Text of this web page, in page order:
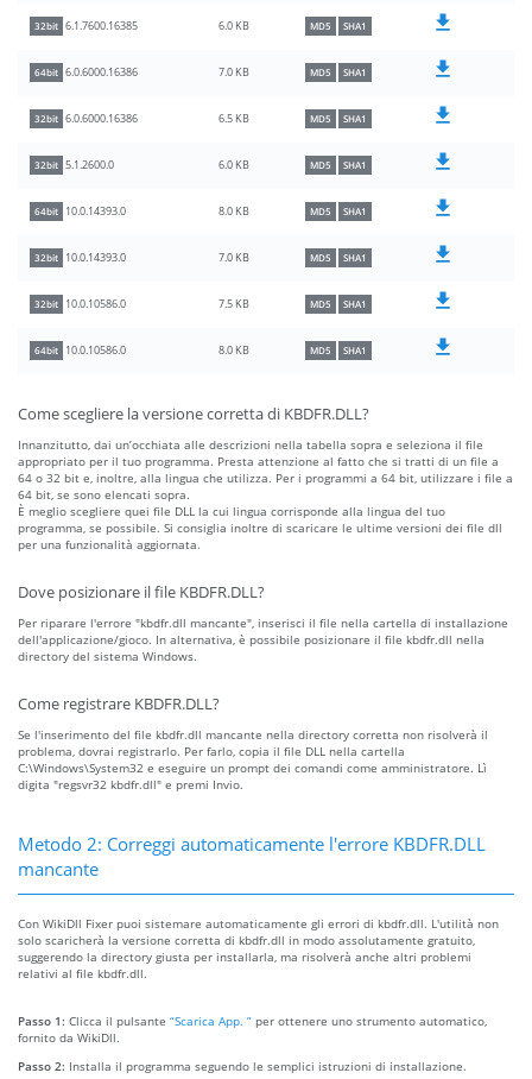
32bit 6.1.7600.16385 6.0 KB MD5 SHA1
64bit 6.0.6000.16386 7.0 KB MD5 SHA1
32bit 6.0.6000.16386 6.5 KB MD5 SHA1
32bit 5.1.2600.0 6.0 KB MD5 SHA1
64bit 10.0.14393.0 8.0 KB MD5 SHA1
32bit 10.0.14393.0 7.0 KB MD5 SHA1
32bit 10.0.10586.0 7.5 KB MD5 SHA1
64bit 10.0.10586.0 8.0 KB MD5 SHA1
Come scegliere la versione corretta di KBDFR.DLL?
Innanzitutto, dai un’occhiata alle descrizioni nella tabella sopra e seleziona il file
appropriato per il tuo programma. Presta attenzione al fatto che si tratti di un file a
64 o 32 bit e, inoltre, alla lingua che utilizza. Per i programmi a 64 bit, utilizzare i file a
64 bit, se sono elencati sopra.
È meglio scegliere quei file DLL la cui lingua corrisponde alla lingua del tuo
programma, se possibile. Si consiglia inoltre di scaricare le ultime versioni dei file dll
per una funzionalità aggiornata.
Dove posizionare il file KBDFR.DLL?
Per riparare l'errore "kbdfr.dll mancante", inserisci il file nella cartella di installazione
dell'applicazione/gioco. In alternativa, è possibile posizionare il file kbdfr.dll nella
directory del sistema Windows.
Come registrare KBDFR.DLL?
Se l'inserimento del file kbdfr.dll mancante nella directory corretta non risolverà il
problema, dovrai registrarlo. Per farlo, copia il file DLL nella cartella
C:\Windows\System32 e eseguire un prompt dei comandi come amministratore. Lì
digita "regsvr32 kbdfr.dll" e premi Invio.
Metodo 2: Correggi automaticamente l'errore KBDFR.DLL
mancante
Con WikiDll Fixer puoi sistemare automaticamente gli errori di kbdfr.dll. L'utilità non
solo scaricherà la versione corretta di kbdfr.dll in modo assolutamente gratuito,
suggerendo la directory giusta per installarla, ma risolverà anche altri problemi
relativi al file kbdfr.dll.
Passo 1: Clicca il pulsante “Scarica App. ” per ottenere uno strumento automatico,
fornito da WikiDll.
Passo 2: Installa il programma seguendo le semplici istruzioni di installazione.